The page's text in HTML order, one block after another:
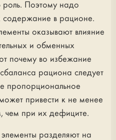
Поэтому надо
содержание в рационе.
оказывают влияние
и обменных
почему во избежание
рациона следует
пропорциональное
привести к не менее
чем при их дефиците.
разделяют на